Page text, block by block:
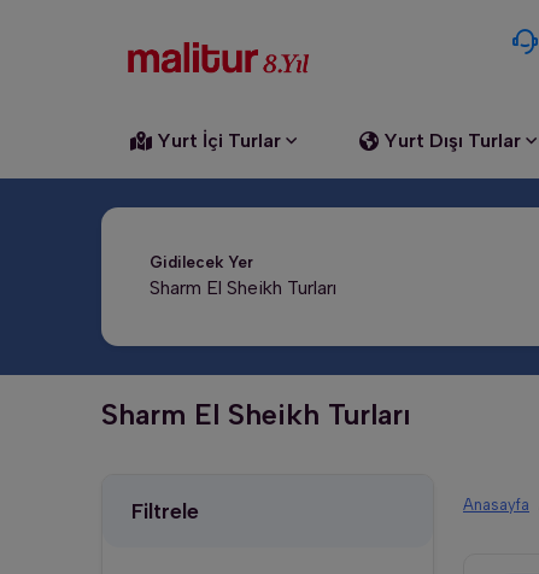
Yurt İçi Turlar Yurt Dışı Turlar
Gidilecek Yer
Sharm El Sheikh Turları
Filtrele Anasayfa